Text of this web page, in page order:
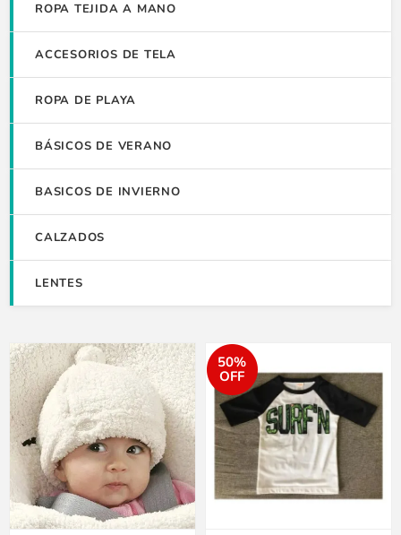
ROPA TEJIDA A MANO
ACCESORIOS DE TELA
ROPA DE PLAYA
BÁSICOS DE VERANO
BASICOS DE INVIERNO
CALZADOS
LENTES
50%
OFF